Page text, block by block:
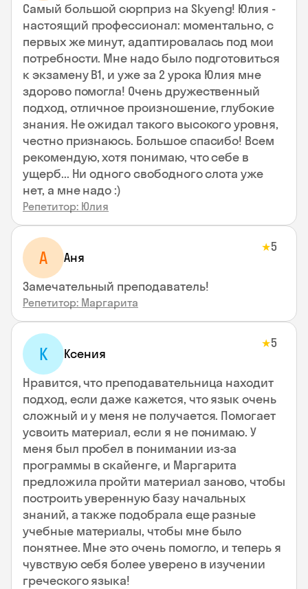
Самый большой сюрприз на Skyeng! Юлия -
настоящий профессионал: моментально, с
первых же минут, адаптировалась под мои
потребности. Мне надо было подготовиться
к экзамену В1, и уже за 2 урока Юлия мне
здорово помогла! Очень дружественный
подход, отличное произношение, глубокие
знания. Не ожидал такого высокого уровня,
честно признаюсь. Большое спасибо! Всем
рекомендую, хотя понимаю, что себе в
ущерб... Ни одного свободного слота уже
нет, а мне надо :)
Репетитор: Юлия
А Аня
★5
Замечательный преподаватель!
Репетитор: Маргарита
К Ксения
★5
Нравится, что преподавательница находит
подход, если даже кажется, что язык очень
сложный и у меня не получается. Помогает
усвоить материал, если я не понимаю. У
меня был пробел в понимании из-за
программы в скайенге, и Маргарита
предложила пройти материал заново, чтобы
построить уверенную базу начальных
знаний, а также подобрала еще разные
учебные материалы, чтобы мне было
понятнее. Мне это очень помогло, и теперь я
чувствую себя более уверено в изучении
греческого языка!